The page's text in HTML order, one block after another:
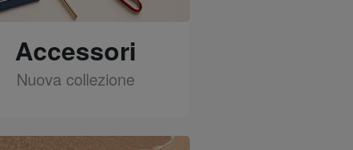
Accessori
Nuova collezione